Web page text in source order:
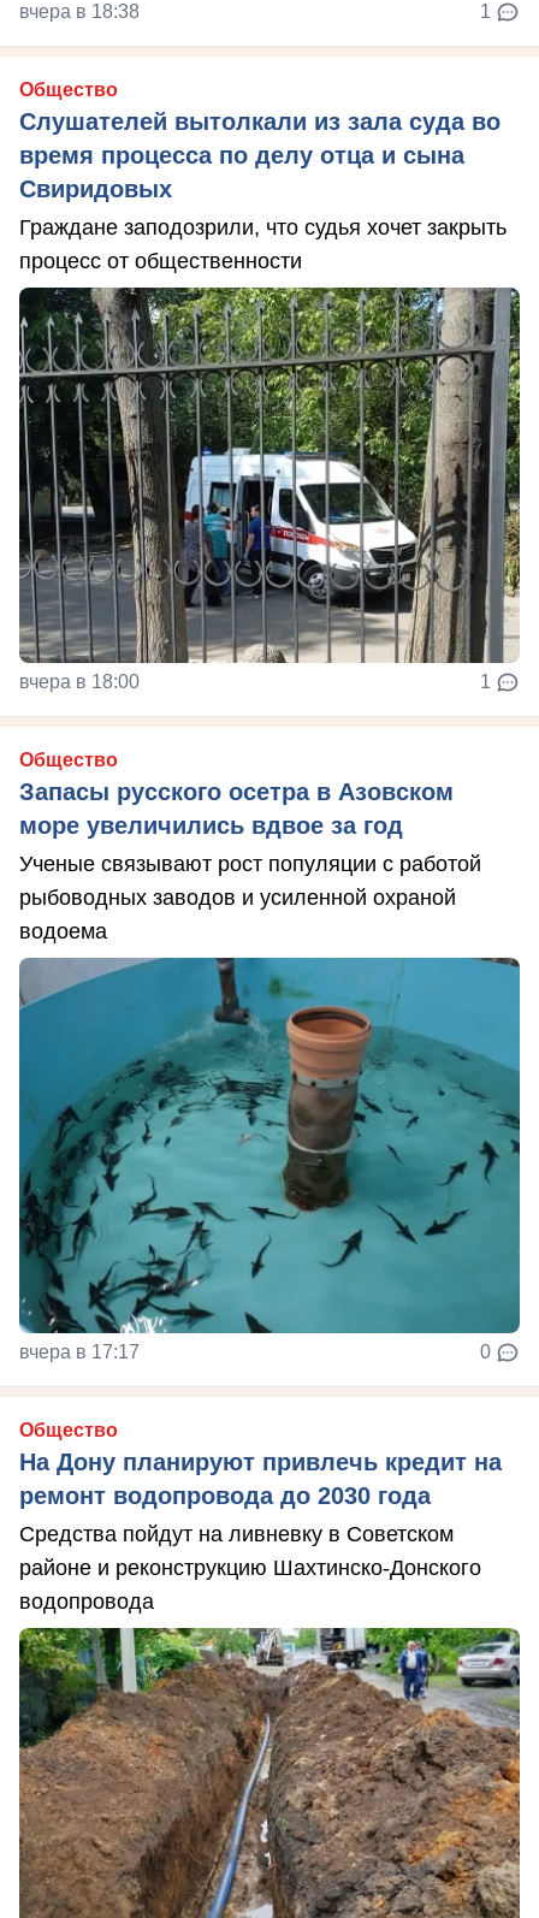
вчера в 18:38 1
Общество
Слушателей вытолкали из зала суда во
время процесса по делу отца и сына
Свиридовых
Граждане заподозрили, что судья хочет закрыть
процесс от общественности
вчера в 18:00 1
Общество
Запасы русского осетра в Азовском
море увеличились вдвое за год
Ученые связывают рост популяции с работой
рыбоводных заводов и усиленной охраной
водоема
вчера в 17:17 0
Общество
На Дону планируют привлечь кредит на
ремонт водопровода до 2030 года
Средства пойдут на ливневку в Советском
районе и реконструкцию Шахтинско-Донского
водопровода